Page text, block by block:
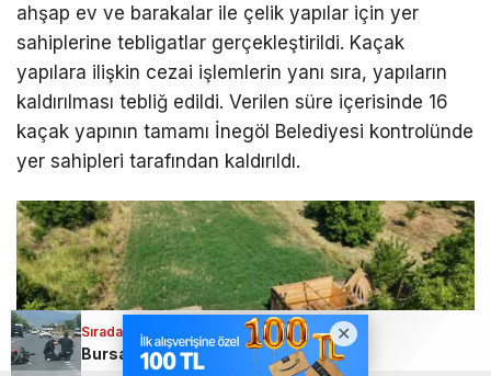
ahşap ev ve barakalar ile çelik yapılar için yer
sahiplerine tebligatlar gerçekleştirildi. Kaçak
yapılara ilişkin cezai işlemlerin yanı sıra, yapıların
kaldırılması tebliğ edildi. Verilen süre içerisinde 16
kaçak yapının tamamı İnegöl Belediyesi kontrolünde
yer sahipleri tarafından kaldırıldı.
Sıradaki Haber
Bursa’da feci kaza; Karı koca hastanelik oldu